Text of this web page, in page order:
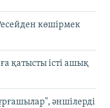
көшірмек
қатысты істі ашық
әншілерді